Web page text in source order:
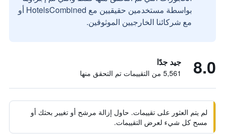
بواسطة مستخدمين حقيقيين مع HotelsCombined أو
مع شركائنا الخارجيين الموثوقين.
8.0 جيد جدًا
5,561 من التقييمات تم التحقق منها
لم يتم العثور على تقييمات. حاول إزالة مرشح أو تغيير بحثك أو
مسح كل شيء لعرض التقييمات.